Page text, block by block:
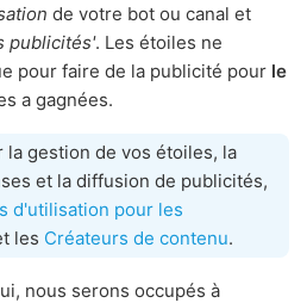
de votre bot ou canal et
publicités'. Les étoiles ne
pour faire de la publicité pour le
a gagnées.
la gestion de vos étoiles, la
et la diffusion de publicités,
d'utilisation pour les
les Créateurs de contenu.
nous serons occupés à